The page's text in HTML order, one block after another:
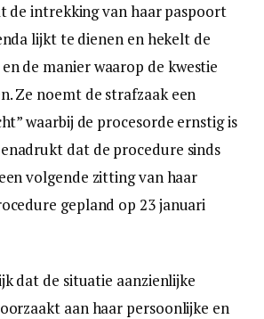
de intrekking van haar paspoort
lijkt te dienen en hekelt de
de manier waarop de kwestie
Ze noemt de strafzaak een
waarbij de procesorde ernstig is
dat de procedure sinds
volgende zitting van haar
gepland op 23 januari
dat de situatie aanzienlijke
aan haar persoonlijke en